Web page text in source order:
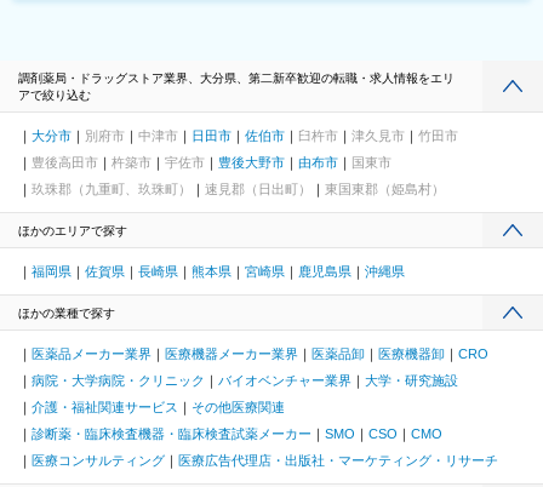
調剤薬局・ドラッグストア業界、大分県、第二新卒歓迎の転職・求人情報をエリ
アで絞り込む
大分市 別府市 中津市 日田市 佐伯市 臼杵市 津久見市
竹田市
豊後高田市
杵築市 宇佐市 豊後大野市 由布市
国東市
玖珠郡（九重町、玖珠町）
速見郡（日出町） 東国東郡（姫島村）
ほかのエリアで探す
福岡県 佐賀県 長崎県 熊本県 宮崎県 鹿児島県 沖縄県
ほかの業種で探す
医薬品メーカー業界 医療機器メーカー業界 医薬品卸 医療機器卸
CRO
病院・大学病院・クリニック
バイオベンチャー業界
大学・研究施設
介護・福祉関連サービス
その他医療関連
診断薬・臨床検査機器・臨床検査試薬メーカー
SMO CSO
CMO
医療コンサルティング
医療広告代理店・出版社・マーケティング・リサーチ